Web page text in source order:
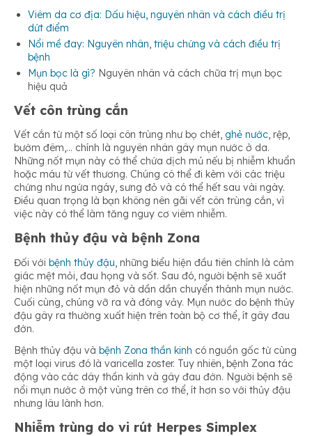
Viêm da cơ địa: Dấu hiệu, nguyên nhân và cách điều trị
dứt điểm
Nổi mề đay: Nguyên nhân, triệu chứng và cách điều trị
bệnh
Mụn bọc là gì? Nguyên nhân và cách chữa trị mụn bọc
hiệu quả
Vết côn trùng cắn
Vết cắn từ một số loại côn trùng như bọ chét, ghẻ nước, rệp,
bướm đêm,… chính là nguyên nhân gây mụn nước ở da.
Những nốt mụn này có thể chứa dịch mủ nếu bị nhiễm khuẩn
hoặc máu từ vết thương. Chúng có thể đi kèm với các triệu
chứng như ngứa ngáy, sưng đỏ và có thể hết sau vài ngày.
Điều quan trọng là bạn không nên gãi vết côn trùng cắn, vì
việc này có thể làm tăng nguy cơ viêm nhiễm.
Bệnh thủy đậu và bệnh Zona
Đối với bệnh thủy đậu, những biểu hiện đầu tiên chính là cảm
giác mệt mỏi, đau họng và sốt. Sau đó, người bệnh sẽ xuất
hiện những nốt mụn đỏ và dần dần chuyển thành mụn nước.
Cuối cùng, chúng vỡ ra và đóng vảy. Mụn nước do bệnh thủy
đậu gây ra thường xuất hiện trên toàn bộ cơ thể, ít gây đau
đớn.
Bệnh thủy đậu và bệnh Zona thần kinh có nguồn gốc từ cùng
một loại virus đó là varicella zoster. Tuy nhiên, bệnh Zona tác
động vào các dây thần kinh và gây đau đớn. Người bệnh sẽ
nổi mụn nước ở một vùng trên cơ thể, ít hơn so với thủy đậu
nhưng lâu lành hơn.
Nhiễm trùng do vi rút Herpes Simplex